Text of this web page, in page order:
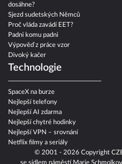
© 2001 - 2026 Copyright
dosáhne?
Sjezd sudetských Němců
Proč vláda zavádí EET?
Padni komu padni
Výpověď z práce vzor
Divoký kačer
Technologie
SpaceX na burze
Nejlepší telefony
Nejlepší AI zdarma
Nejlepší chytré hodinky
Nejlepší VPN – srovnání
Netflix filmy a seriály